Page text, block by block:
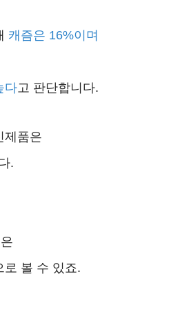
캐즘은 16%이며
다고 판단합니다.
제품은
.
은
로 볼 수 있죠.